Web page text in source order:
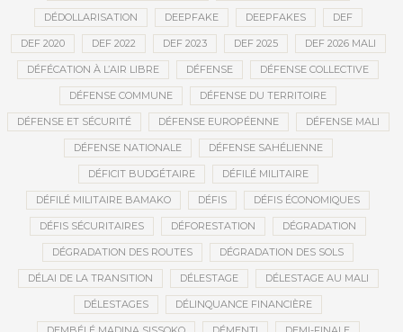
DÉDOLLARISATION DEEPFAKE DEEPFAKES DEF
DEF 2020 DEF 2022 DEF 2023 DEF 2025 DEF 2026 MALI
DÉFÉCATION À L’AIR LIBRE DÉFENSE DÉFENSE COLLECTIVE
DÉFENSE COMMUNE DÉFENSE DU TERRITOIRE
DÉFENSE ET SÉCURITÉ DÉFENSE EUROPÉENNE DÉFENSE MALI
DÉFENSE NATIONALE DÉFENSE SAHÉLIENNE
DÉFICIT BUDGÉTAIRE DÉFILÉ MILITAIRE
DÉFILÉ MILITAIRE BAMAKO DÉFIS DÉFIS ÉCONOMIQUES
DÉFIS SÉCURITAIRES DÉFORESTATION DÉGRADATION
DÉGRADATION DES ROUTES DÉGRADATION DES SOLS
DÉLAI DE LA TRANSITION DÉLESTAGE DÉLESTAGE AU MALI
DÉLESTAGES DÉLINQUANCE FINANCIÈRE